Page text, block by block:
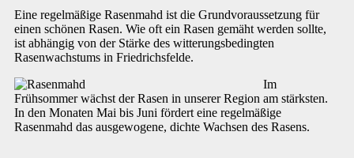
Eine regelmäßige Rasenmahd ist die Grundvoraussetzung für
einen schönen Rasen. Wie oft ein Rasen gemäht werden sollte,
ist abhängig von der Stärke des witterungsbedingten
Rasenwachstums in Friedrichsfelde.
Im
Frühsommer wächst der Rasen in unserer Region am stärksten.
In den Monaten Mai bis Juni fördert eine regelmäßige
Rasenmahd das ausgewogene, dichte Wachsen des Rasens.